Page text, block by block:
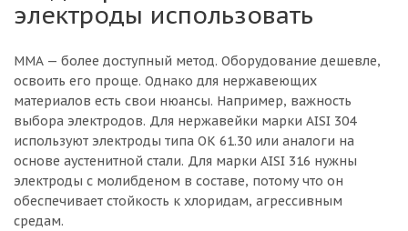
электроды использовать
MMA — более доступный метод. Оборудование дешевле,
освоить его проще. Однако для нержавеющих
материалов есть свои нюансы. Например, важность
выбора электродов. Для нержавейки марки AISI 304
используют электроды типа ОК 61.30 или аналоги на
основе аустенитной стали. Для марки AISI 316 нужны
электроды с молибденом в составе, потому что он
обеспечивает стойкость к хлоридам, агрессивным
средам.